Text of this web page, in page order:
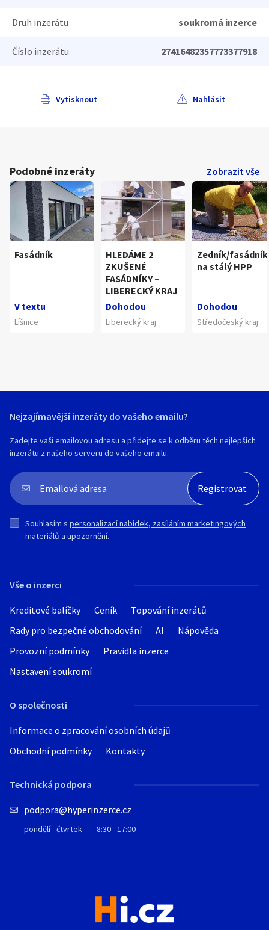
Druh inzerátu soukromá inzerce
Číslo inzerátu 27416482357773377918
Vytisknout Nahlásit
Podobné inzeráty Zobrazit vše
Fasádník
V textu
Líšnice
HLEDÁME 2
ZKUŠENÉ
FASÁDNÍKY –
LIBERECKÝ KRAJ
Dohodou
Liberecký kraj
Zedník/fasádník
na stálý HPP
Dohodou
Středočeský kraj
Vše o inzerci
Kreditové balíčky Ceník
Topování inzerátů
Rady pro bezpečné obchodování
AI
Nápověda
Provozní podmínky
Pravidla inzerce
Nastavení soukromí
O společnosti
Informace o zpracování osobních údajů
Obchodní podmínky
Kontakty
Technická podpora
podpora@hyperinzerce.cz
pondělí - čtvrtek 8:30 - 17:00
Nejzajímavější inzeráty do vašeho emailu?
Zadejte vaši emailovou adresu a přidejte se k odběru těch nejlepších
inzerátu z našeho serveru do vašeho emailu.
Souhlasím s personalizací nabídek, zasíláním marketingových
materiálů a upozornění.